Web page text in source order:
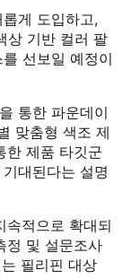
게 도입하고,
기반 컬러 팔
선보일 예정이
통한 파운데이
맞춤형 색조 제
한 제품 타깃군
대된다는 설명
속적으로 확대되
정 및 설문조사
필리핀 대상